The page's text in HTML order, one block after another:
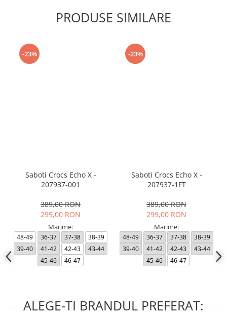
PRODUSE SIMILARE
-23%
Saboti Crocs Echo X -
207937-001
389,00 RON
299,00 RON
Marime:
48-49 36-37 37-38
38-39
39-40
41-42 42-43
43-44
45-46
46-47
-23%
Saboti Crocs Echo X -
207937-1FT
389,00 RON
299,00 RON
Marime:
48-49 36-37 37-38
38-39
39-40
41-42 42-43
43-44
45-46
46-47
ALEGE-TI BRANDUL PREFERAT: